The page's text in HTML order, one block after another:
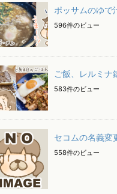
ポッサムのゆで
596件のビュー
ご飯、レルミナ
583件のビュー
セコムの名義変
558件のビュー